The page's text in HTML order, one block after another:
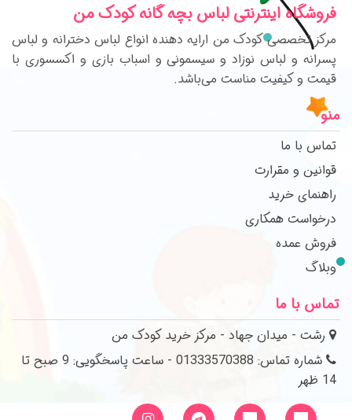
فروشگاه اینترنتی لباس بچه گانه کودک من
مرکز تخصصی کودک من ارایه دهنده انواع لباس دخترانه و لباس
پسرانه و لباس نوزاد و سیسمونی و اسباب بازی و اکسسوری با
قیمت و کیفیت مناست می‌باشد.
منو
تماس با ما
قوانین و مقرارت
راهنمای خرید
درخواست همکاری
فروش عمده
وبلاگ
تماس با ما
رشت - میدان جهاد - مرکز خرید کودک من
شماره تماس: 01333570388 - ساعت پاسخگویی: 9 صبح تا
14 ظهر